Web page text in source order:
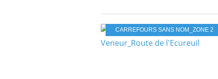
CARREFOURS SANS NOM_ZONE 2